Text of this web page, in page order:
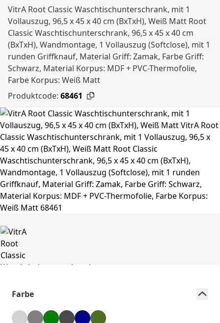
VitrA Root Classic Waschtischunterschrank, mit 1
Vollauszug, 96,5 x 45 x 40 cm (BxTxH), Weiß Matt Root
Classic Waschtischunterschrank, 96,5 x 45 x 40 cm
(BxTxH), Wandmontage, 1 Vollauszug (Softclose), mit 1
runden Griffknauf, Material Griff: Zamak, Farbe Griff:
Schwarz, Material Korpus: MDF + PVC-Thermofolie,
Farbe Korpus: Weiß Matt
Produktcode: 68461
Farbe